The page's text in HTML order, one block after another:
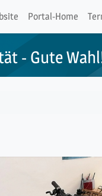
Portal-Home
- Gute